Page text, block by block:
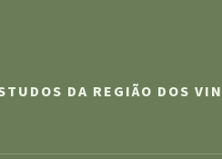
DA REGIÃO DOS